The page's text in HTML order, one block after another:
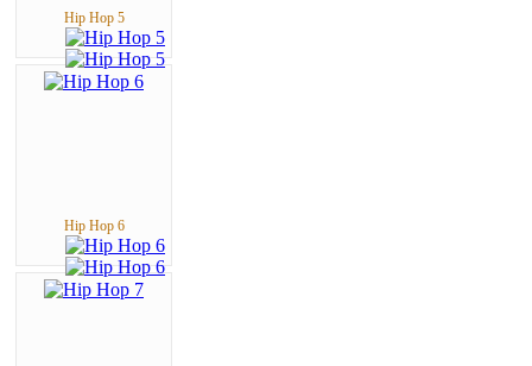
Hip Hop 5
Hip Hop 6